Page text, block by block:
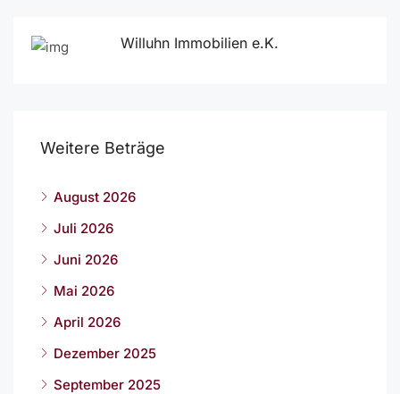
Willuhn Immobilien e.K.
Weitere Beträge
August 2026
Juli 2026
Juni 2026
Mai 2026
April 2026
Dezember 2025
September 2025